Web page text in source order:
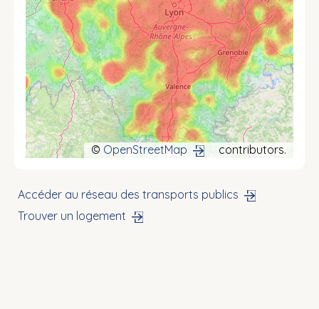
© OpenStreetMap contributors.
Accéder au réseau des transports publics
Trouver un logement